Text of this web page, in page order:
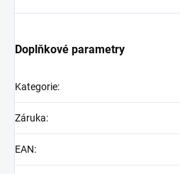
Doplňkové parametry
Kategorie:
Záruka:
EAN: